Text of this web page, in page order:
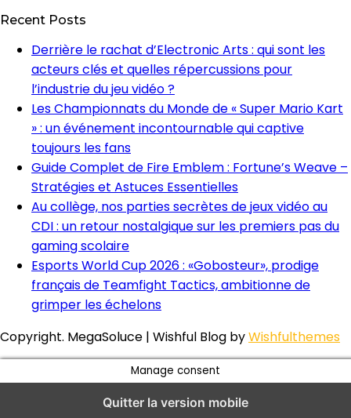
Recent Posts
Derrière le rachat d’Electronic Arts : qui sont les
acteurs clés et quelles répercussions pour
l’industrie du jeu vidéo ?
Les Championnats du Monde de « Super Mario Kart
» : un événement incontournable qui captive
toujours les fans
Guide Complet de Fire Emblem : Fortune’s Weave –
Stratégies et Astuces Essentielles
Au collège, nos parties secrètes de jeux vidéo au
CDI : un retour nostalgique sur les premiers pas du
gaming scolaire
Esports World Cup 2026 : «Gobosteur», prodige
français de Teamfight Tactics, ambitionne de
grimper les échelons
Copyright. MegaSoluce | Wishful Blog byWishfulthemes
Manage consent
Quitter la version mobile